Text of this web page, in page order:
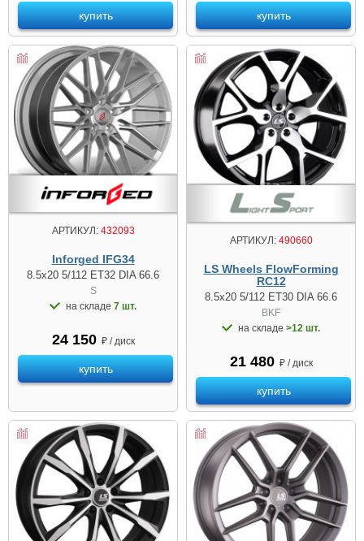
купить купить
АРТИКУЛ:432093
Inforged IFG34
8.5x20 5/112 ET32 DIA 66.6
S
на складе 7 шт.
24 150 ₽ / диск
купить
АРТИКУЛ:490660
LS Wheels FlowForming
RC12
8.5x20 5/112 ET30 DIA 66.6
BKF
на складе >12 шт.
21 480 ₽ / диск
купить